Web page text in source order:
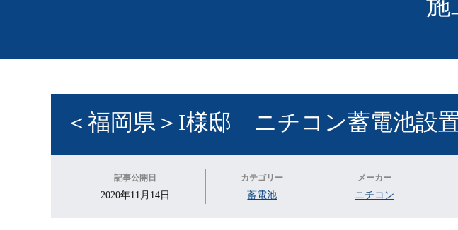
施
＜福岡県＞I様邸 ニチコン蓄電池設
記事公開日
2020年11月14日
カテゴリー
蓄電池
メーカー
ニチコン